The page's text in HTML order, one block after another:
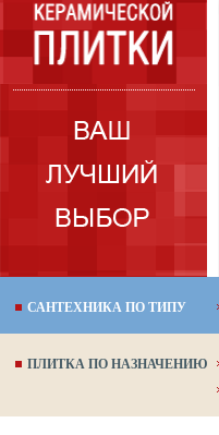
Cartago
САНТЕХНИКА ПО ТИПУ
ПЛИТКА ПО НАЗНАЧЕНИЮ